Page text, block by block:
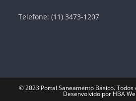
Telefone: (11) 3473-1207
© 2023 Portal Saneamento Básico.
Desenvolvido por HBA